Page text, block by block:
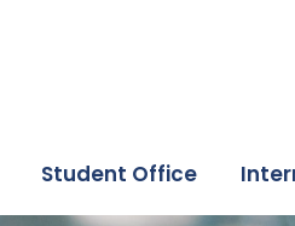
Student Office